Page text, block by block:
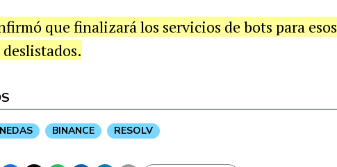
que finalizará los servicios de bots para esos
BINANCE RESOLV